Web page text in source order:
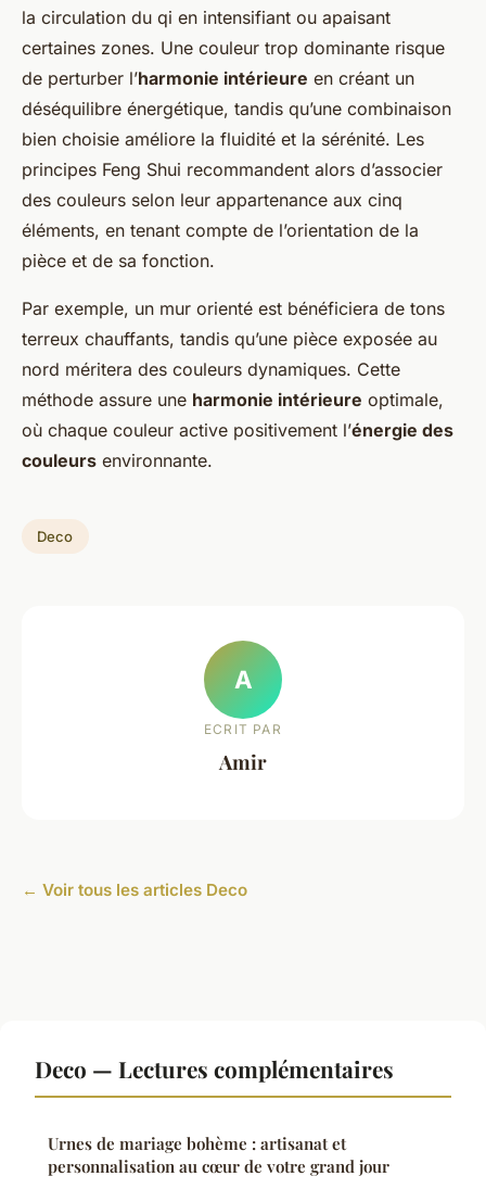
la circulation du qi en intensifiant ou apaisant
certaines zones. Une couleur trop dominante risque
de perturber l’harmonie intérieure en créant un
déséquilibre énergétique, tandis qu’une combinaison
bien choisie améliore la fluidité et la sérénité. Les
principes Feng Shui recommandent alors d’associer
des couleurs selon leur appartenance aux cinq
éléments, en tenant compte de l’orientation de la
pièce et de sa fonction.
Par exemple, un mur orienté est bénéficiera de tons
terreux chauffants, tandis qu’une pièce exposée au
nord méritera des couleurs dynamiques. Cette
méthode assure une harmonie intérieure optimale,
où chaque couleur active positivement l’énergie des
couleurs environnante.
Deco
A
ECRIT PAR
Amir
← Voir tous les articles Deco
Deco — Lectures complémentaires
Urnes de mariage bohème : artisanat et
personnalisation au cœur de votre grand jour